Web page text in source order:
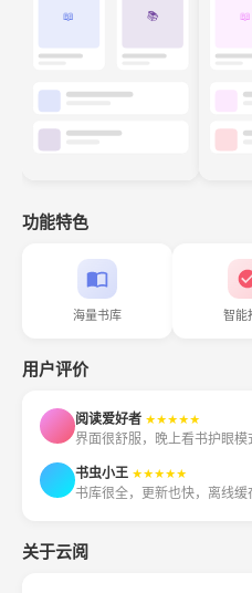
功能特色
海量书库 智能
用户评价
阅读爱好者 ★★★★★
界面很舒服，晚上看书护眼
书虫小王 ★★★★★
书库很全，更新也快，离线
关于云阅